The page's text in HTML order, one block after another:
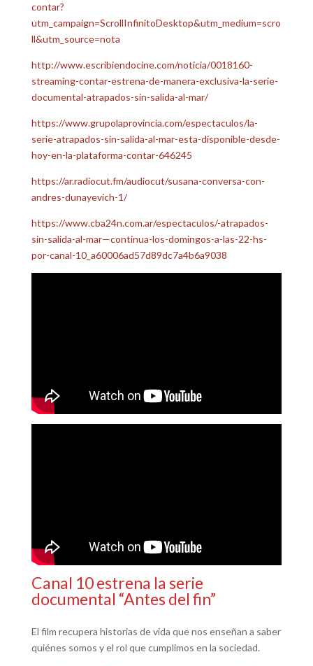
contar?
utm_campaign=ScrollInfinitoDesktop&utm_medium=scro
ll&utm_source=nota
http://www.escribiendocine.com/noticia/0018160-
streaming-contar-estrena-de-manera-exclusiva-la-serie-
documental-atrapados-sin-salida-al-mar/
https://www.grupolaprovincia.com/espectaculos/la-
serie-atrapados-sin-salida-al-mar-esta-disponible-desde-
hoy-en-la-plataforma-contar-646245
https://ar.radiocut.fm/audiocut/susana-conversa-con-
andres-dunayevich-1/
https://www.cba24n.com.ar/espectaculos/-atrapados-
sin-salida-al-mar—continua-los-domingos-a-las-22-hs-
por-canal-10_a60006ad57d89dc7a4b6a9038
Canal 10 estrena la serie
documental “Antes del fin”
El film recupera historias de vida que nos enseñan a saber
quiénes somos y el rol que cumplimos en la sociedad.